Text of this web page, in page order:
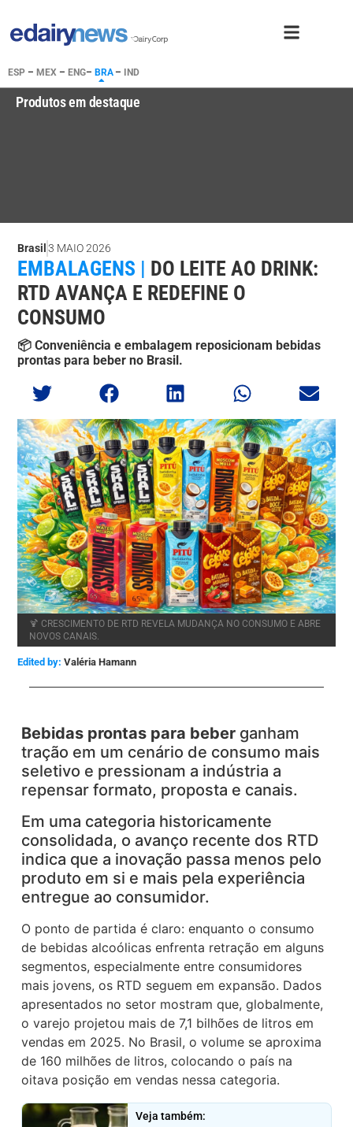
ESP – MEX – ENG– BRA– IND
Produtos em destaque
Brasil 3 MAIO 2026
EMBALAGENS | DO LEITE AO DRINK:
RTD AVANÇA E REDEFINE O
CONSUMO
📦 Conveniência e embalagem reposicionam bebidas
prontas para beber no Brasil.
🍹 CRESCIMENTO DE RTD REVELA MUDANÇA NO CONSUMO E ABRE
NOVOS CANAIS.
Edited by: Valéria Hamann
Bebidas prontas para beber ganham
tração em um cenário de consumo mais
seletivo e pressionam a indústria a
repensar formato, proposta e canais.
Em uma categoria historicamente
consolidada, o avanço recente dos RTD
indica que a inovação passa menos pelo
produto em si e mais pela experiência
entregue ao consumidor.
O ponto de partida é claro: enquanto o consumo
de bebidas alcoólicas enfrenta retração em alguns
segmentos, especialmente entre consumidores
mais jovens, os RTD seguem em expansão. Dados
apresentados no setor mostram que, globalmente,
o varejo projetou mais de 7,1 bilhões de litros em
vendas em 2025. No Brasil, o volume se aproxima
de 160 milhões de litros, colocando o país na
oitava posição em vendas nessa categoria.
Veja também: